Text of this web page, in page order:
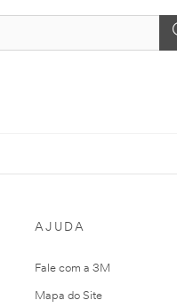
AJUDA
Fale com a 3M
Mapa do Site